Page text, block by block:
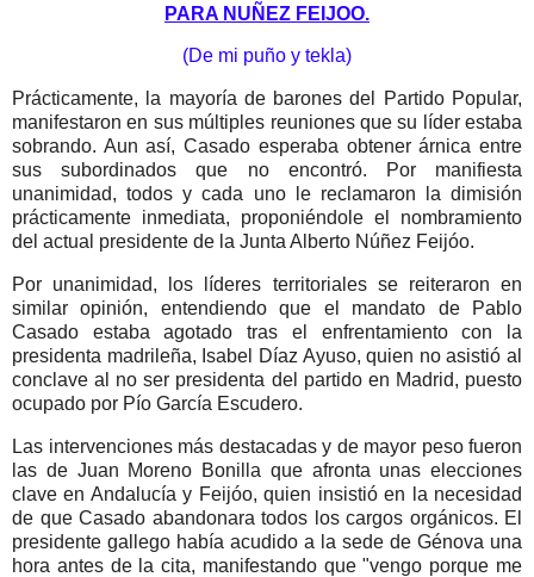
PARA NUÑEZ FEIJOO.
(De mi puño y tekla)
Prácticamente, la mayoría de barones del Partido Popular,
manifestaron en sus múltiples reuniones que su líder estaba
sobrando. Aun así, Casado esperaba obtener árnica entre
sus subordinados que no encontró. Por manifiesta
unanimidad, todos y cada uno le reclamaron la dimisión
prácticamente inmediata, proponiéndole el nombramiento
del actual presidente de la Junta Alberto Núñez Feijóo.
Por unanimidad, los líderes territoriales se reiteraron en
similar opinión, entendiendo que el mandato de Pablo
Casado estaba agotado tras el enfrentamiento con la
presidenta madrileña, Isabel Díaz Ayuso, quien no asistió al
conclave al no ser presidenta del partido en Madrid, puesto
ocupado por Pío García Escudero.
Las intervenciones más destacadas y de mayor peso fueron
las de Juan Moreno Bonilla que afronta unas elecciones
clave en Andalucía y Feijóo, quien insistió en la necesidad
de que Casado abandonara todos los cargos orgánicos. El
presidente gallego había acudido a la sede de Génova una
hora antes de la cita, manifestando que "vengo porque me